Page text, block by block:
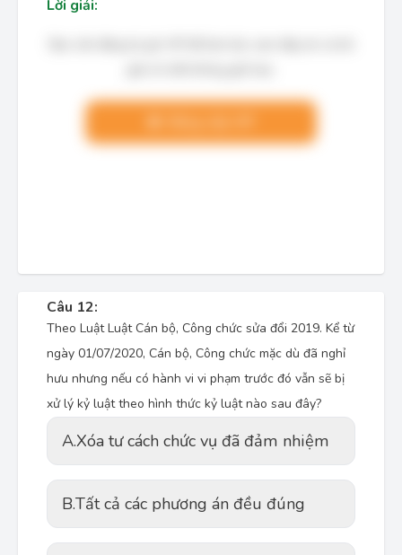
Lời giải:
Câu 12:
Theo Luật Luật Cán bộ, Công chức sửa đổi 2019. Kể từ
ngày 01/07/2020, Cán bộ, Công chức mặc dù đã nghỉ
hưu nhưng nếu có hành vi vi phạm trước đó vẫn sẽ bị
xử lý kỷ luật theo hình thức kỷ luật nào sau đây?
A.Xóa tư cách chức vụ đã đảm nhiệm
B.Tất cả các phương án đều đúng